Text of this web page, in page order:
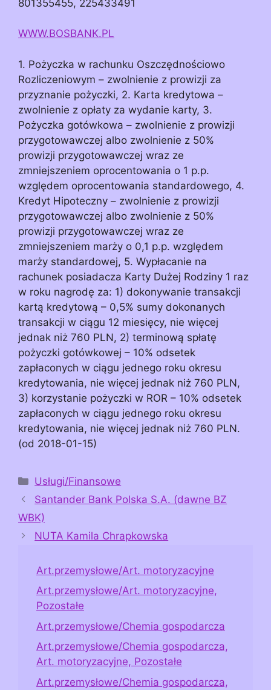
801355455, 225433491
WWW.BOSBANK.PL
1. Pożyczka w rachunku Oszczędnościowo
Rozliczeniowym – zwolnienie z prowizji za
przyznanie pożyczki, 2. Karta kredytowa –
zwolnienie z opłaty za wydanie karty, 3.
Pożyczka gotówkowa – zwolnienie z prowizji
przygotowawczej albo zwolnienie z 50%
prowizji przygotowawczej wraz ze
zmniejszeniem oprocentowania o 1 p.p.
względem oprocentowania standardowego, 4.
Kredyt Hipoteczny – zwolnienie z prowizji
przygotowawczej albo zwolnienie z 50%
prowizji przygotowawczej wraz ze
zmniejszeniem marży o 0,1 p.p. względem
marży standardowej, 5. Wypłacanie na
rachunek posiadacza Karty Dużej Rodziny 1 raz
w roku nagrodę za: 1) dokonywanie transakcji
kartą kredytową – 0,5% sumy dokonanych
transakcji w ciągu 12 miesięcy, nie więcej
jednak niż 760 PLN, 2) terminową spłatę
pożyczki gotówkowej – 10% odsetek
zapłaconych w ciągu jednego roku okresu
kredytowania, nie więcej jednak niż 760 PLN,
3) korzystanie pożyczki w ROR – 10% odsetek
zapłaconych w ciągu jednego roku okresu
kredytowania, nie więcej jednak niż 760 PLN.
(od 2018-01-15)
Kategorie
Usługi/Finansowe
Santander Bank Polska S.A. (dawne BZ
WBK)
NUTA Kamila Chrapkowska
Art.przemysłowe/Art. motoryzacyjne
Art.przemysłowe/Art. motoryzacyjne,
Pozostałe
Art.przemysłowe/Chemia gospodarcza
Art.przemysłowe/Chemia gospodarcza,
Art. motoryzacyjne, Pozostałe
Art.przemysłowe/Chemia gospodarcza,